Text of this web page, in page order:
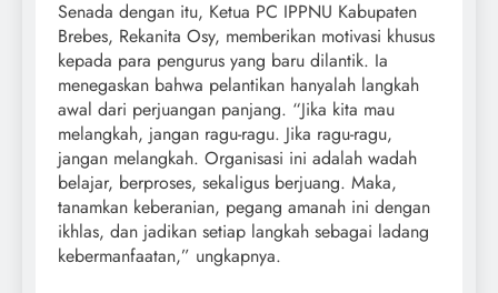
Senada dengan itu, Ketua PC IPPNU Kabupaten
Brebes, Rekanita Osy, memberikan motivasi khusus
kepada para pengurus yang baru dilantik. Ia
menegaskan bahwa pelantikan hanyalah langkah
awal dari perjuangan panjang. “Jika kita mau
melangkah, jangan ragu-ragu. Jika ragu-ragu,
jangan melangkah. Organisasi ini adalah wadah
belajar, berproses, sekaligus berjuang. Maka,
tanamkan keberanian, pegang amanah ini dengan
ikhlas, dan jadikan setiap langkah sebagai ladang
kebermanfaatan,” ungkapnya.